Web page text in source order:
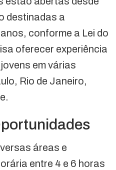
destinadas a
conforme a Lei do
oferecer experiência
em várias
Rio de Janeiro,
áreas e
entre 4 e 6 horas